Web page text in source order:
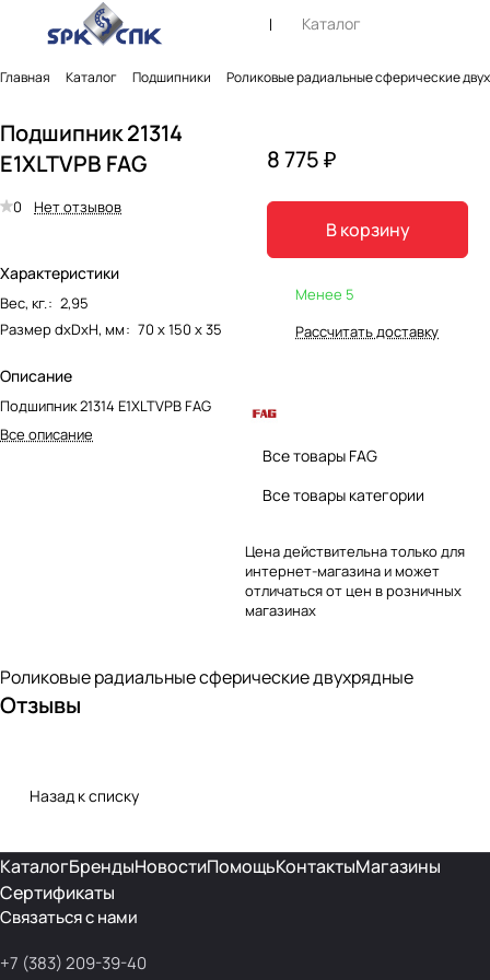
Каталог
Главная Каталог Подшипники Роликовые радиальные сферические
Подшипник 21314
E1XLTVPB FAG
0 Нет отзывов
Характеристики
Вес, кг.: 2,95
Размер dxDxH, мм: 70 х 150 х 35
Описание
Подшипник 21314 E1XLTVPB FAG
Все описание
8 775 ₽
В корзину
Менее 5
Рассчитать доставку
Все товары FAG
Все товары категории
Цена действительна только для
интернет-магазина и может
отличаться от цен в розничных
магазинах
Роликовые радиальные сферические двухрядные
Отзывы
Назад к списку
КаталогБрендыНовостиПомощьКонтактыМагазины
Сертификаты
Связаться с нами
+7 (383) 209-39-40